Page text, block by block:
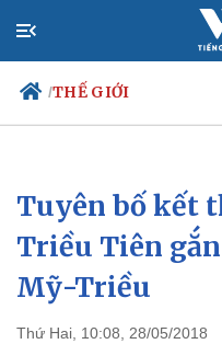
/THẾ GIỚI
Chính trị
Đảng
Tổ chức nhân sự
Quốc hội
Nhận diện sự thật
Tuyên bố kết
Triều Tiên
Mỹ-Triều
Thứ Hai, 10:08, 28/05/2018